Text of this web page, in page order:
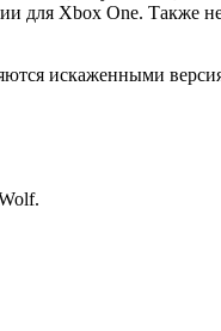
для Xbox One.
искаженными